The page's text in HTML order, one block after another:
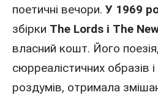
поетичні вечори. У 1969
збірки The Lords і The
власний кошт. Його
сюрреалістичних образів
роздумів, отримала